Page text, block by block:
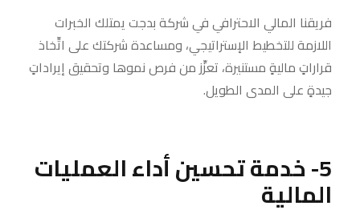
فريقنا المالي الاحترافي في شركة بدجت يمتلك الخبرات
اللازمة للتخطيط الإستراتيجي، ومساعدة شركتك على اتِّخاذ
قراراتٍ ماليةٍ مستنيرة، تعزِّز من فرص نموها وتحقيق إيراداتٍ
جيدةٍ على المدى الطويل.
5- خدمة تحسين أداء العمليات
المالية